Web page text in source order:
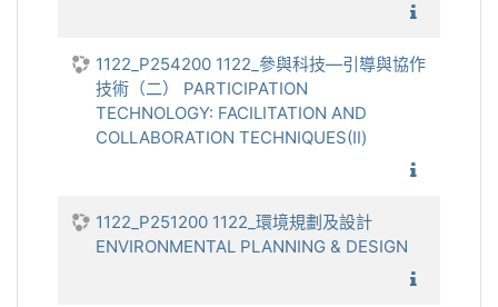
1122_P254200 1122_參與科技—引導與協作
技術（二） PARTICIPATION
TECHNOLOGY: FACILITATION AND
COLLABORATION TECHNIQUES(Ⅱ)
1122_P251200 1122_環境規劃及設計
ENVIRONMENTAL PLANNING & DESIGN